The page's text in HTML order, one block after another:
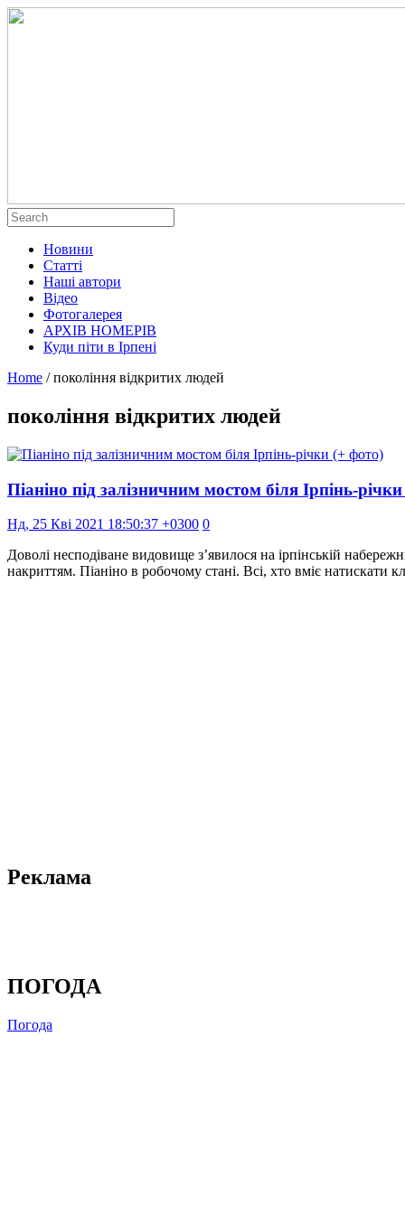
Новини
Статті
Наші автори
Відео
Фотогалерея
АРХІВ НОМЕРІВ
Куди піти в Ірпені
Home / покоління відкритих людей
покоління відкритих людей
Піаніно під залізничним мостом біля Ірпінь-
Нд, 25 Кві 2021 18:50:37 +0300 0
Доволі несподіване видовище з’явилося на ірпінській
накриттям. Піаніно в робочому стані. Всі, хто вміє натискати
Реклама
ПОГОДА
Погода